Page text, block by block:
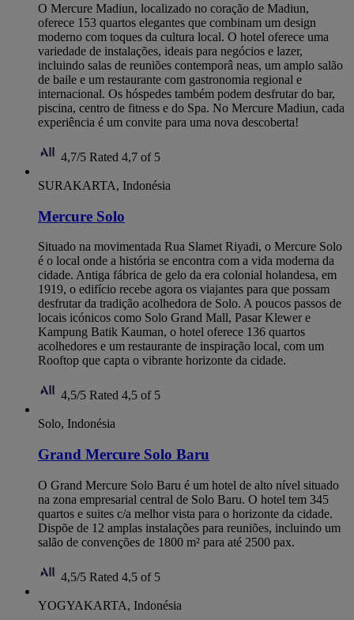
O Mercure Madiun, localizado no coração de Madiun,
oferece 153 quartos elegantes que combinam um design
moderno com toques da cultura local. O hotel oferece uma
variedade de instalações, ideais para negócios e lazer,
incluindo salas de reuniões contemporâ neas, um amplo salão
de baile e um restaurante com gastronomia regional e
internacional. Os hóspedes também podem desfrutar do bar,
piscina, centro de fitness e do Spa. No Mercure Madiun, cada
experiência é um convite para uma nova descoberta!
4,7/5 Rated 4,7 of 5
SURAKARTA, Indonésia
Mercure Solo
Situado na movimentada Rua Slamet Riyadi, o Mercure Solo
é o local onde a história se encontra com a vida moderna da
cidade. Antiga fábrica de gelo da era colonial holandesa, em
1919, o edifício recebe agora os viajantes para que possam
desfrutar da tradição acolhedora de Solo. A poucos passos de
locais icónicos como Solo Grand Mall, Pasar Klewer e
Kampung Batik Kauman, o hotel oferece 136 quartos
acolhedores e um restaurante de inspiração local, com um
Rooftop que capta o vibrante horizonte da cidade.
4,5/5 Rated 4,5 of 5
Solo, Indonésia
Grand Mercure Solo Baru
O Grand Mercure Solo Baru é um hotel de alto nível situado
na zona empresarial central de Solo Baru. O hotel tem 345
quartos e suites c/a melhor vista para o horizonte da cidade.
Dispõe de 12 amplas instalações para reuniões, incluindo um
salão de convenções de 1800 m² para até 2500 pax.
4,5/5 Rated 4,5 of 5
YOGYAKARTA, Indonésia